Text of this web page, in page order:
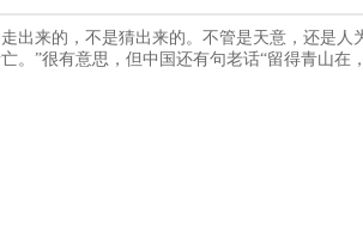
出来的，不是猜出来的。不管是天意，还是
。”很有意思，但中国还有句老话“留得青山在